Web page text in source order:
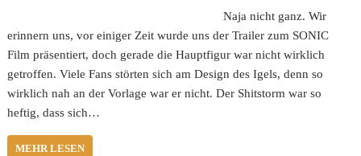
Naja nicht ganz. Wir
erinnern uns, vor einiger Zeit wurde uns der Trailer zum SONIC
Film präsentiert, doch gerade die Hauptfigur war nicht wirklich
getroffen. Viele Fans störten sich am Design des Igels, denn so
wirklich nah an der Vorlage war er nicht. Der Shitstorm war so
heftig, dass sich…
MEHR LESEN